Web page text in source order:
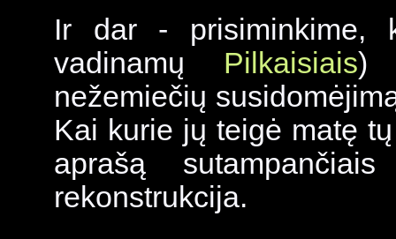
Ir dar - prisiminkime,
vadinamų Pilkaisiais)
nežemiečių
Kai kurie jų teigė matę
aprašą
rekonstrukcija.